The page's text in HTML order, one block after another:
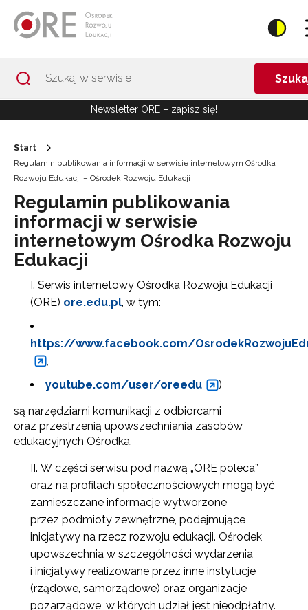
Newsletter ORE – zapisz się!
Start
Regulamin publikowania informacji w serwisie internetowym Ośrodka
Rozwoju Edukacji – Ośrodek Rozwoju Edukacji
Regulamin publikowania
informacji w serwisie
internetowym Ośrodka Rozwoju
Edukacji
Serwis internetowy Ośrodka Rozwoju Edukacji
(ORE) ore.edu.pl, w tym:
https://www.facebook.com/
,
youtube.com/user/oreedu
)
są narzędziami komunikacji z odbiorcami
oraz przestrzenią upowszechniania zasobów
edukacyjnych Ośrodka.
W części serwisu pod nazwą „ORE poleca”
oraz na profilach społecznościowych mogą być
zamieszczane informacje wytworzone
przez podmioty zewnętrzne, podejmujące
inicjatywy na rzecz rozwoju edukacji. Ośrodek
upowszechnia w szczególności wydarzenia
i inicjatywy realizowane przez inne instytucje
(rządowe, samorządowe) oraz organizacje
pozarządowe, w których udział jest nieodpłatny.